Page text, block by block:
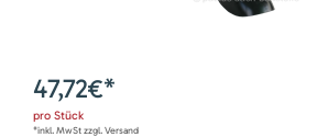
47,72€*
pro Stück
*inkl. MwSt zzgl. Versand